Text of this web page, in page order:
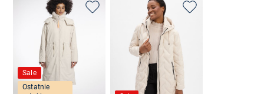
Sale
Ostatnie